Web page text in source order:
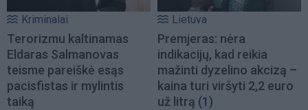
Kriminalai
Terorizmu kaltinamas
Eldaras Salmanovas
teisme pareiškė esąs
pacisfistas ir mylintis
taiką
Lietuva
Premjeras: nėra
indikacijų, kad reikia
mažinti dyzelino akcizą –
kaina turi viršyti 2,2 euro
už litrą (1)